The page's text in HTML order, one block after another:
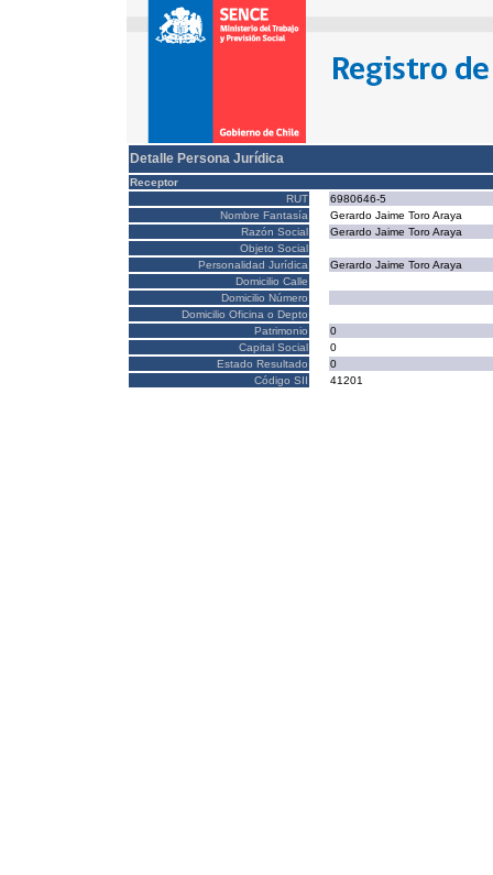
Detalle Persona Jurídica
Receptor
RUT
6980646-5
Nombre Fantasía
Gerardo Jaime Toro Araya
Razón Social
Gerardo Jaime Toro Araya
Objeto Social
Personalidad Jurídica
Gerardo Jaime Toro Araya
Domicilio Calle
Domicilio Número
Domicilio Oficina o Depto
Patrimonio
0
Capital Social
0
Estado Resultado
0
Código SII
41201